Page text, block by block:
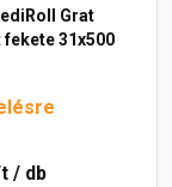
Grat
fekete 31x500
/ db